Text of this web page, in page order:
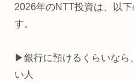
2026年のNTT投資は、以
す。
▶銀行に預けるくらいなら
い人